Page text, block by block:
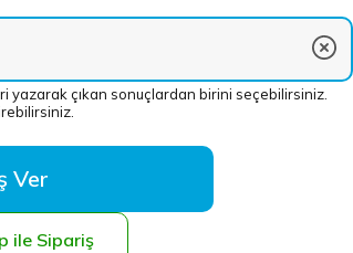
yazarak çıkan sonuçlardan birini seçebilirsiniz.
Ver
ile Sipariş